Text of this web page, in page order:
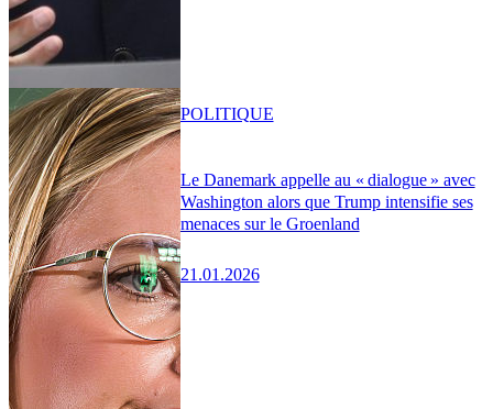
Le Danemark appelle au « dialogue » avec
Washington alors que Trump intensifie ses
menaces sur le Groenland
21.01.2026
POLITIQUE